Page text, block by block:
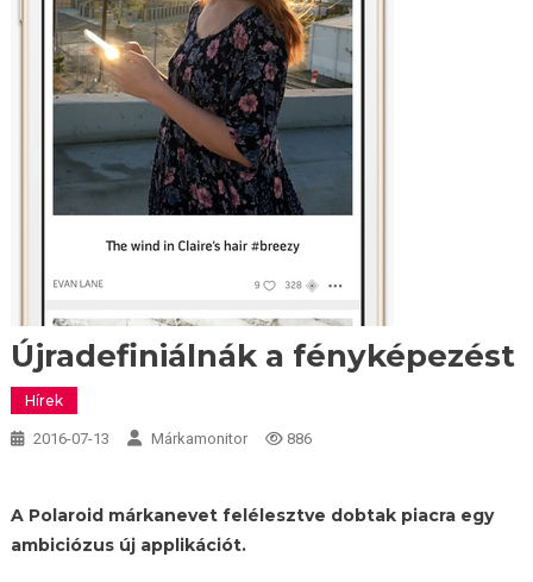
Újradefiniálnák a fényképezést
Hírek
2016-07-13 Márkamonitor 886
A Polaroid márkanevet felélesztve dobtak piacra egy
ambiciózus új applikációt.